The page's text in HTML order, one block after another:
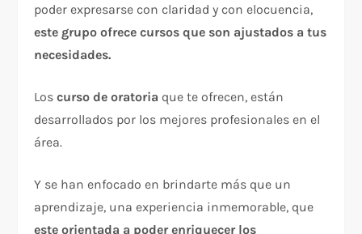
poder expresarse con claridad y con elocuencia,
este grupo ofrece cursos que son ajustados a tus
necesidades.
Loscurso de oratoria que te ofrecen, están
desarrollados por los mejores profesionales en el
área.
Y se han enfocado en brindarte más que un
aprendizaje, una experiencia inmemorable, que
este orientada a poder enriquecer los